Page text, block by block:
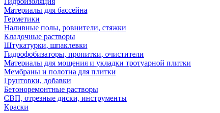
Материалы для бассейна
Герметики
Наливные полы, ровнители, стяжки
Кладочные растворы
Штукатурки, шпаклевки
Гидрофобизаторы, пропитки, очистители
Материалы для мощения и укладки тротуарной плитки
Мембраны и полотна для плитки
Грунтовки, добавки
Бетоноремонтные растворы
СВП, отрезные диски, инструменты
Краски